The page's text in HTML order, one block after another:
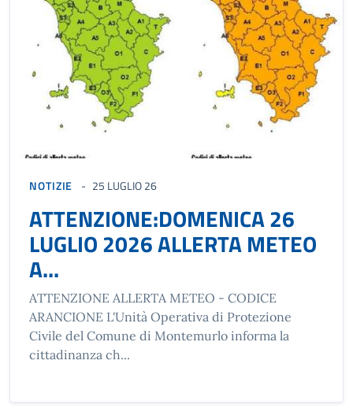
NOTIZIE 25 LUGLIO 26
ATTENZIONE:DOMENICA 26
LUGLIO 2026 ALLERTA METEO
A...
ATTENZIONE ALLERTA METEO - CODICE
ARANCIONE L'Unità Operativa di Protezione
Civile del Comune di Montemurlo informa la
cittadinanza ch...